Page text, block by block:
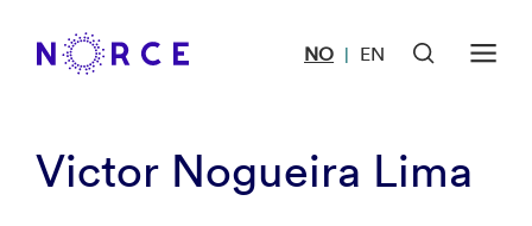
NO | EN
Victor Nogueira Lima